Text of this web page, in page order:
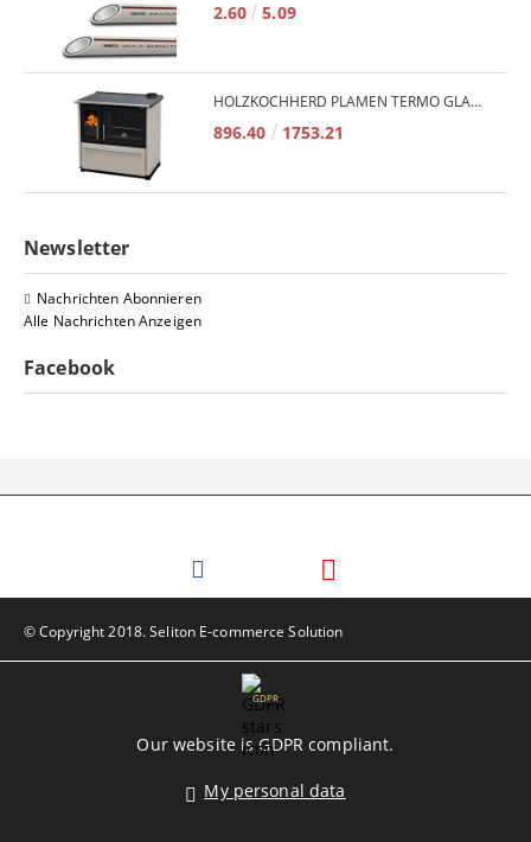
2.60 5.09
HOLZKOCHHERD PLAMEN TERMO GLAS 850 11KW
896.40 1753.21
Newsletter
Nachrichten Abonnieren
Alle Nachrichten Anzeigen
Facebook
© Copyright 2018. Seliton E-commerce Solution
GDPR
Our website is GDPR compliant.
My personal data